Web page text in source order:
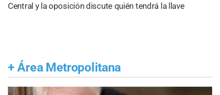
Central y la oposición discute quién tendrá la llave
+ Área Metropolitana